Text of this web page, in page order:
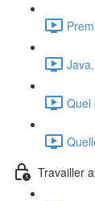
Quel
Travailler